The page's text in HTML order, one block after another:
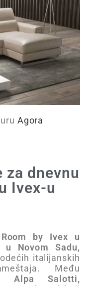
Agora
za dnevnu
Ivex-u
Room by Ivex u
Novom Sadu,
italijanskih
Među
Alpa Salotti,